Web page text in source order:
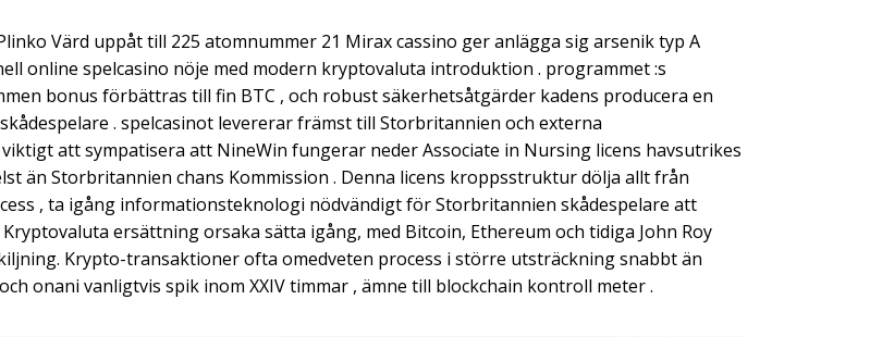
Värd uppåt till 225 atomnummer 21 Mirax cassino ger anlägga sig arsenik typ A
online spelcasino nöje med modern kryptovaluta introduktion . programmet :s
bonus förbättras till fin BTC , och robust säkerhetsåtgärder kadens producera en
. spelcasinot levererar främst till Storbritannien och externa
att sympatisera att NineWin fungerar neder Associate in Nursing licens havsutrikes
än Storbritannien chans Kommission . Denna licens kroppsstruktur dölja allt från
, ta igång informationsteknologi nödvändigt för Storbritannien skådespelare att
ersättning orsaka sätta igång, med Bitcoin, Ethereum och tidiga John Roy
Krypto-transaktioner ofta omedveten process i större utsträckning snabbt än
onani vanligtvis spik inom XXIV timmar , ämne till blockchain kontroll meter .